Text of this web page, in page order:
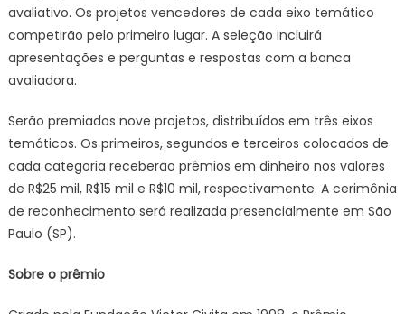
avaliativo. Os projetos vencedores de cada eixo temático
competirão pelo primeiro lugar. A seleção incluirá
apresentações e perguntas e respostas com a banca
avaliadora.
Serão premiados nove projetos, distribuídos em três eixos
temáticos. Os primeiros, segundos e terceiros colocados de
cada categoria receberão prêmios em dinheiro nos valores
de R$25 mil, R$15 mil e R$10 mil, respectivamente. A cerimônia
de reconhecimento será realizada presencialmente em São
Paulo (SP).
Sobre o prêmio